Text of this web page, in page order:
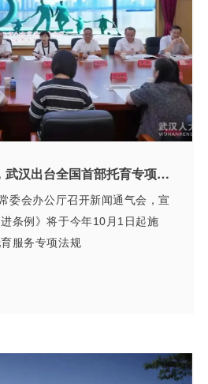
资讯 | 10月1日施行，武汉出台全国首部托育专项法规
委会办公厅召开新闻通气会，宣
条例》将于今年10月1日起施
服务专项法规